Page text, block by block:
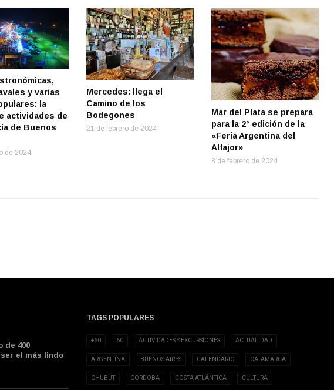
y varias
la
actividades de
de Buenos
de 2024
Mercedes: llega el
Camino de los
Bodegones
21 de febrero de 2024
Mar del Plata se prepara
para la 2° edición de la
«Feria Argentina del
Alfajor»
8 de febrero de 2024
de 400
el más lindo
TAGS POPULARES
+60 60 ACTIVIDADES Y EXCURSIONES ACTUALIDAD
ARGENTINA BUENOS AIRES CALENDARIO CATAMARCA
CHUBUT CORDOBA COSTA ATLÁNTICA CULTURA